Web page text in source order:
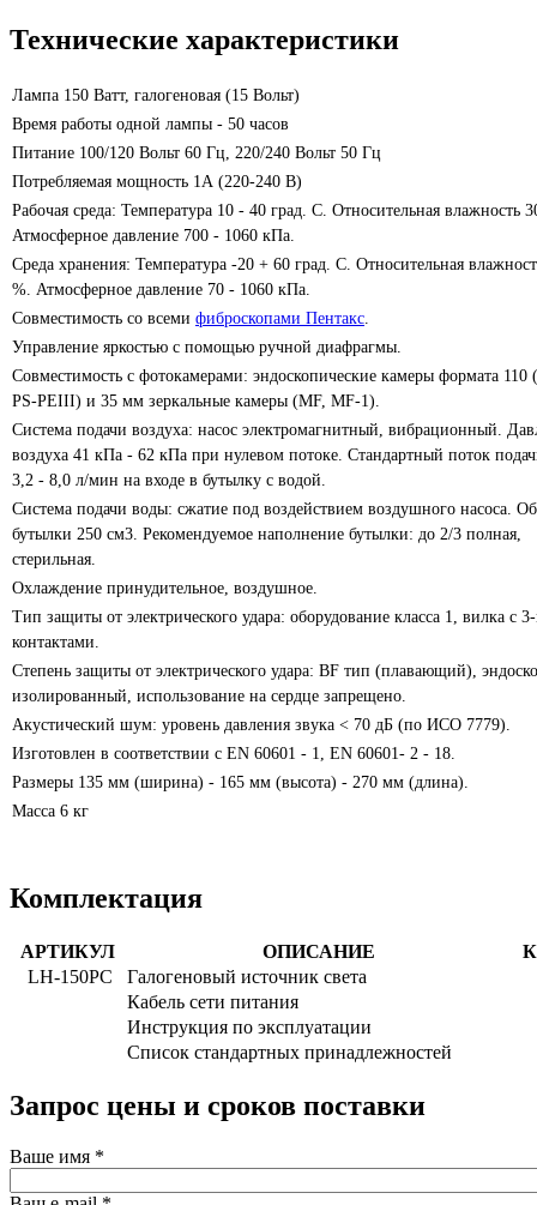
Технические характеристики
Лампа 150 Ватт, галогеновая (15 Вольт)
Время работы одной лампы - 50 часов
Питание 100/120 Вольт 60 Гц, 220/240 Вольт 50 Гц
Потребляемая мощность 1А (220-240 В)
Рабочая среда: Температура 10 - 40 град. С. Относительная влажность
Атмосферное давление 700 - 1060 кПа.
Среда хранения: Температура -20 + 60 град. С. Относительная
%. Атмосферное давление 70 - 1060 кПа.
Совместимость со всеми фиброскопами Пентакс.
Управление яркостью с помощью ручной диафрагмы.
Совместимость с фотокамерами: эндоскопические камеры формата 110
PS-PEIII) и 35 мм зеркальные камеры (MF, MF-1).
Система подачи воздуха: насос электромагнитный, вибрационный.
воздуха 41 кПа - 62 кПа при нулевом потоке. Стандартный поток
3,2 - 8,0 л/мин на входе в бутылку с водой.
Система подачи воды: сжатие под воздействием воздушного насоса.
бутылки 250 см3. Рекомендуемое наполнение бутылки: до 2/3 полная,
стерильная.
Охлаждение принудительное, воздушное.
Тип защиты от электрического удара: оборудование класса 1, вилка с
контактами.
Степень защиты от электрического удара: BF тип (плавающий),
изолированный, использование на сердце запрещено.
Акустический шум: уровень давления звука < 70 дБ (по ИСО 7779).
Изготовлен в соответствии с EN 60601 - 1, EN 60601- 2 - 18.
Размеры 135 мм (ширина) - 165 мм (высота) - 270 мм (длина).
Масса 6 кг
Комплектация
АРТИКУЛ ОПИСАНИЕ
LH-150PC
Галогеновый источник света
Кабель сети питания
Инструкция по эксплуатации
Список стандартных принадлежностей
Запрос цены и сроков поставки
Ваше имя *